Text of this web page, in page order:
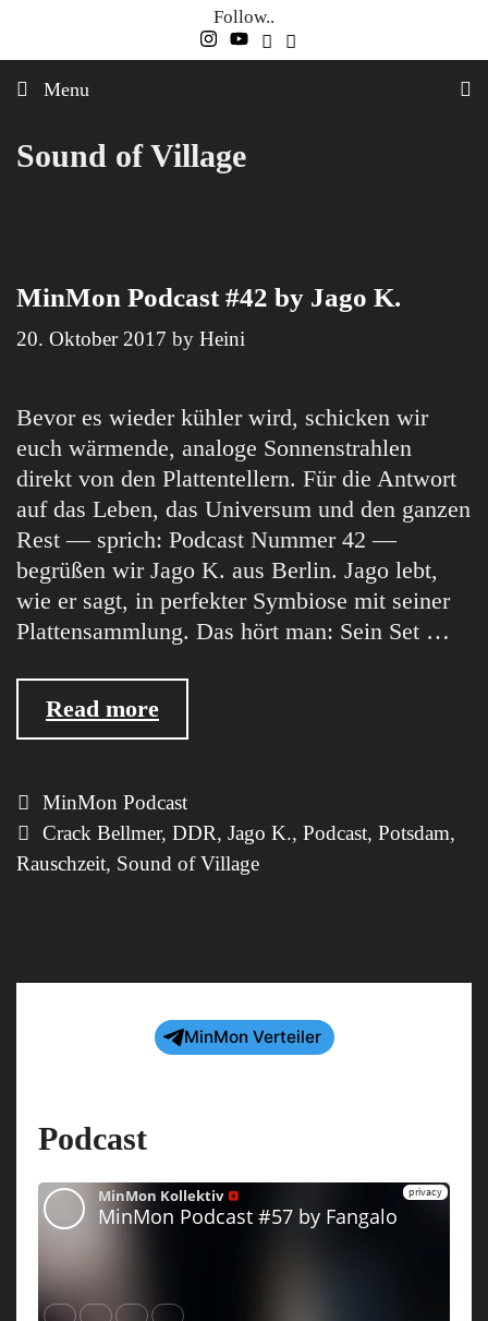
content
Follow..
Menu
Sound of Village
MinMon Podcast #42 by Jago K.
20. Oktober 2017 by Heini
Bevor es wieder kühler wird, schicken wir
euch wärmende, analoge Sonnenstrahlen
direkt von den Plattentellern. Für die Antwort
auf das Leben, das Universum und den ganzen
Rest — sprich: Podcast Nummer 42 —
begrüßen wir Jago K. aus Berlin. Jago lebt,
wie er sagt, in perfekter Symbiose mit seiner
Plattensammlung. Das hört man: Sein Set …
Read moreMinMon
Podcast
by
Jago
K.
Categories
MinMon Podcast
Tags
Crack Bellmer,DDR,Jago K.,Podcast,Potsdam,
Rauschzeit, Sound of Village
MinMon Verteiler
Podcast